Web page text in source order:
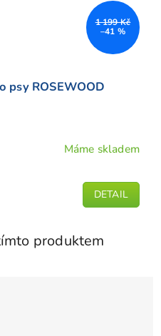
1 199 Kč
–41 %
psy ROSEWOOD
Máme skladem
DETAIL
produktem